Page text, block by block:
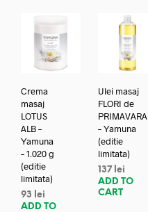
Crema
masaj
LOTUS
ALB –
Yamuna
– 1.020 g
(editie
limitata)
93
lei
ADD TO
Ulei masaj
FLORI de
PRIMAVARA
– Yamuna
(editie
limitata)
137 lei
ADD TO
CART